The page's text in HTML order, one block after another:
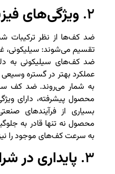
۲. ویژگی‌های
ضد کف‌ها از نظر ترکیبات
تقسیم می‌شوند: سیلیکونی،
ضد کف‌های سیلیکونی به
به شمار می‌روند. ضد کف
محصول پیشرفته، دارای
بسیاری از فرآیندهای
محصول نه تنها قادر به
به سرعت کف‌های موجود را
۳. پایداری در